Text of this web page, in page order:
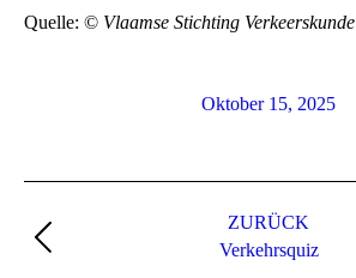
Quelle: © Vlaamse Stichting Verkeerskunde
Oktober 15, 2025
ZURÜCK
Vorheriger
Beitrag:
Verkehrsquiz